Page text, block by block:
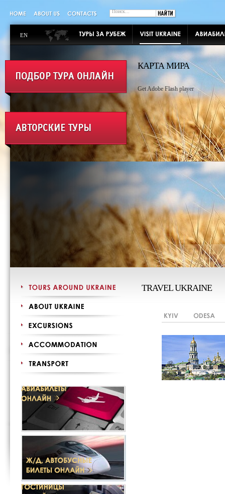
EN
КАРТА МИРА
Get Adobe Flash player
TRAVEL UKRAINE